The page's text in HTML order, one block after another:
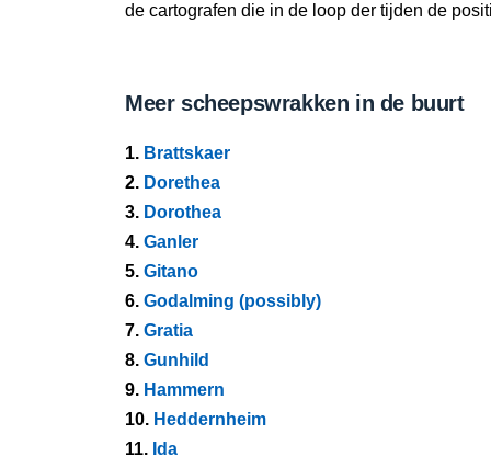
de cartografen die in de loop der tijden de
Meer scheepswrakken in de buurt
1. Brattskaer
2. Dorethea
3. Dorothea
4. Ganler
5. Gitano
6. Godalming (possibly)
7. Gratia
8. Gunhild
9. Hammern
10. Heddernheim
11. Ida